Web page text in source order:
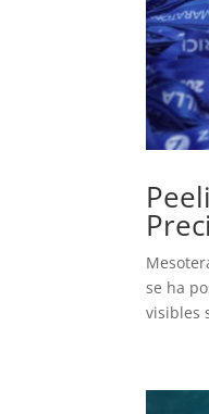
se ha
visibles